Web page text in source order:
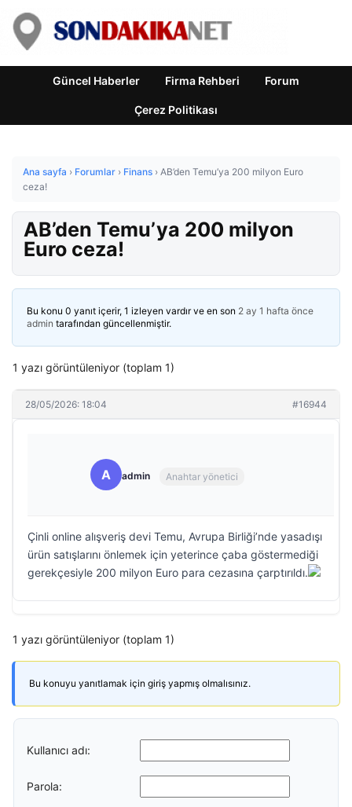
Güncel Haberler Firma Rehberi Forum
Çerez Politikası
Ana sayfa › Forumlar › Finans › AB’den Temu’ya 200 milyon Euro
ceza!
AB’den Temu’ya 200 milyon
Euro ceza!
Bu konu 0 yanıt içerir, 1 izleyen vardır ve en son 2 ay 1 hafta önce
admin tarafından güncellenmiştir.
1 yazı görüntüleniyor (toplam 1)
28/05/2026: 18:04 #16944
A admin Anahtar yönetici
Çinli online alışveriş devi Temu, Avrupa Birliği’nde yasadışı
ürün satışlarını önlemek için yeterince çaba göstermediği
gerekçesiyle 200 milyon Euro para cezasına çarptırıldı.
1 yazı görüntüleniyor (toplam 1)
Bu konuyu yanıtlamak için giriş yapmış olmalısınız.
Kullanıcı adı:
Parola: